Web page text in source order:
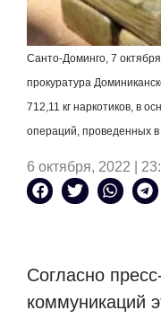
Санто-Доминго, 7
прокуратура
712,11 кг наркотиков, в
операций, проведенных в
6 октября, 2022 |
Согласно
коммуникаций